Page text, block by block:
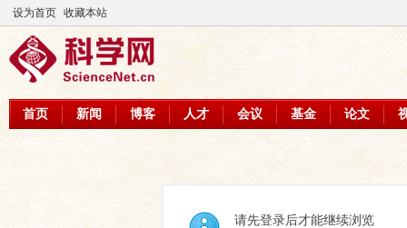
设为首页 收藏本站
首页 新闻 博客 人才 会议 基金 论文
请先登录后才能继续浏览